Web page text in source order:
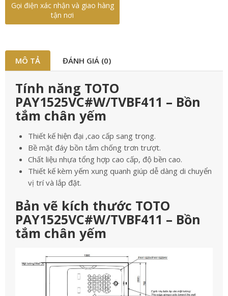
Gọi điện xác nhận và giao hàng
tận nơi
MÔ TẢ ĐÁNH GIÁ (0)
Tính năng TOTO
PAY1525VC#W/TVBF411 – Bồn
tắm chân yếm
Thiết kế hiện đại ,cao cấp sang trọng.
Bề mặt đáy bồn tắm chống trơn trượt.
Chất liệu nhựa tổng hợp cao cấp, độ bền cao.
Thiết kế kèm yếm xung quanh giúp dễ dàng di chuyển
vị trí và lắp đặt.
Bản vẽ kích thước TOTO
PAY1525VC#W/TVBF411 – Bồn
tắm chân yếm